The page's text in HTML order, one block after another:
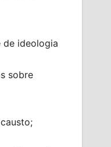
de ideologia
sobre